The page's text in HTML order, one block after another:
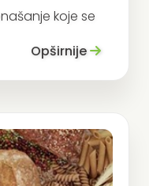
koje se
Opširnije